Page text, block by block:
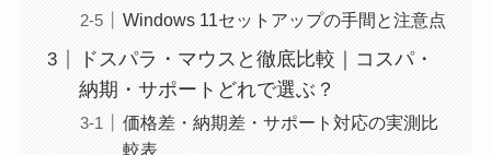
Windows 11セットアップの手間と注意点
ドスパラ・マウスと徹底比較｜コスパ・
納期・サポートどれで選ぶ？
価格差・納期差・サポート対応の実測比
較表